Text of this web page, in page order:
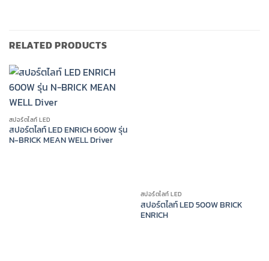
RELATED PRODUCTS
สปอร์ตไลท์ LED
สปอร์ตไลท์ LED ENRICH 600W รุ่น
N-BRICK MEAN WELL Driver
สปอร์ตไลท์ LED
สปอร์ตไลท์ LED 500W BRICK
ENRICH